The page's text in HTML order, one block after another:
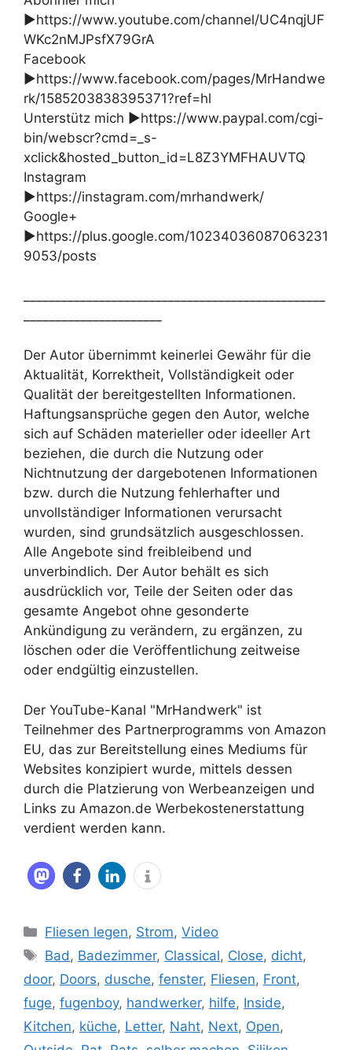
►https://www.youtube.com/channel/UC4nqjUF
WKc2nMJPsfX79GrA
Facebook
►https://www.facebook.com/pages/MrHandwe
rk/1585203838395371?ref=hl
Unterstütz mich ►https://www.paypal.com/cgi-
bin/webscr?cmd=_s-
xclick&hosted_button_id=L8Z3YMFHAUVTQ
Instagram
►https://instagram.com/mrhandwerk/
Google+
►https://plus.google.com/10234036087063231
9053/posts
Der Autor übernimmt keinerlei Gewähr für die
Aktualität, Korrektheit, Vollständigkeit oder
Qualität der bereitgestellten Informationen.
Haftungsansprüche gegen den Autor, welche
sich auf Schäden materieller oder ideeller Art
beziehen, die durch die Nutzung oder
Nichtnutzung der dargebotenen Informationen
bzw. durch die Nutzung fehlerhafter und
unvollständiger Informationen verursacht
wurden, sind grundsätzlich ausgeschlossen.
Alle Angebote sind freibleibend und
unverbindlich. Der Autor behält es sich
ausdrücklich vor, Teile der Seiten oder das
gesamte Angebot ohne gesonderte
Ankündigung zu verändern, zu ergänzen, zu
löschen oder die Veröffentlichung zeitweise
oder endgültig einzustellen.
Der YouTube-Kanal "MrHandwerk" ist
Teilnehmer des Partnerprogramms von Amazon
EU, das zur Bereitstellung eines Mediums für
Websites konzipiert wurde, mittels dessen
durch die Platzierung von Werbeanzeigen und
Links zu Amazon.de Werbekostenerstattung
verdient werden kann.
Kategorien
Fliesen legen, Strom,Video
Schlagwörter
Bad, Badezimmer, Classical, Close, dicht,
door, Doors, dusche, fenster, Fliesen, Front,
fuge, fugenboy, handwerker, hilfe, Inside,
Kitchen, küche, Letter, Naht, Next, Open,